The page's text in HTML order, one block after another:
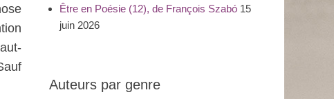
Être en Poésie (12), de François Szabó 15
juin 2026
Auteurs par genre